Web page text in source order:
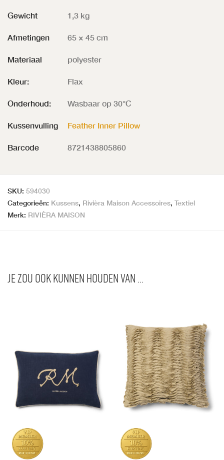
Gewicht 1,3 kg
Afmetingen 65 × 45 cm
Materiaal polyester
Kleur: Flax
Onderhoud: Wasbaar op 30°C
Kussenvulling Feather Inner Pillow
Barcode 8721438805860
SKU: 594030
Categorieën: Kussens, Rivièra Maison Accessoires, Textiel
Merk: RIVIÈRA MAISON
Je zou ook kunnen houden van …